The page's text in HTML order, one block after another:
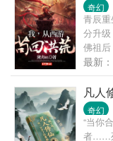
料，
么是
考题集
奇幻
青辰
分升
佛祖
祖788
天地
默掏
素所化
千颗舍
荒都
最新：
凡人
奇幻
“当你
者……